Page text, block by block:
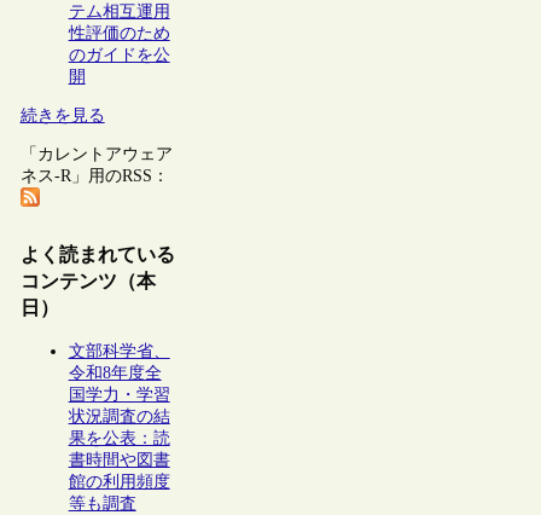
テム相互運用
性評価のため
のガイドを公
開
続きを見る
「カレントアウェア
ネス-R」用のRSS：
よく読まれている
コンテンツ（本
日）
文部科学省、
令和8年度全
国学力・学習
状況調査の結
果を公表：読
書時間や図書
館の利用頻度
等も調査